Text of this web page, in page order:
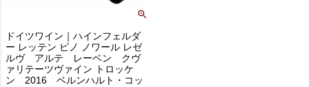
ドイツワイン｜ハインフェルダ
ー レッテン ピノ ノワール レゼ
ルヴ アルテ レーベン クヴ
ァリテーツヴァイン トロッケ
ン 2016 ベルンハルト・コッ